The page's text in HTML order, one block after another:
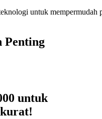
untuk mempermudah
Penting
untuk